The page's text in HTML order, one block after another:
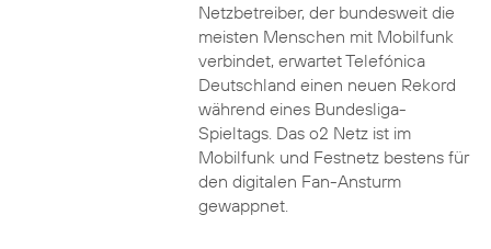
Netzbetreiber, der bundesweit die
meisten Menschen mit Mobilfunk
verbindet, erwartet Telefónica
Deutschland einen neuen Rekord
während eines Bundesliga-
Spieltags. Das o2 Netz ist im
Mobilfunk und Festnetz bestens für
den digitalen Fan-Ansturm
gewappnet.